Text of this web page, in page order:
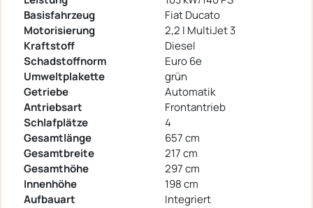
Basisfahrzeug
Fiat Ducato
Motorisierung
2,2 l MultiJet 3
Kraftstoff
Diesel
Schadstoffnorm
Euro 6e
Umweltplakette
grün
Getriebe
Automatik
Antriebsart
Frontantrieb
Schlafplätze
4
Gesamtlänge
657 cm
Gesamtbreite
217 cm
Gesamthöhe
297 cm
Innenhöhe
198 cm
Aufbauart
Integriert